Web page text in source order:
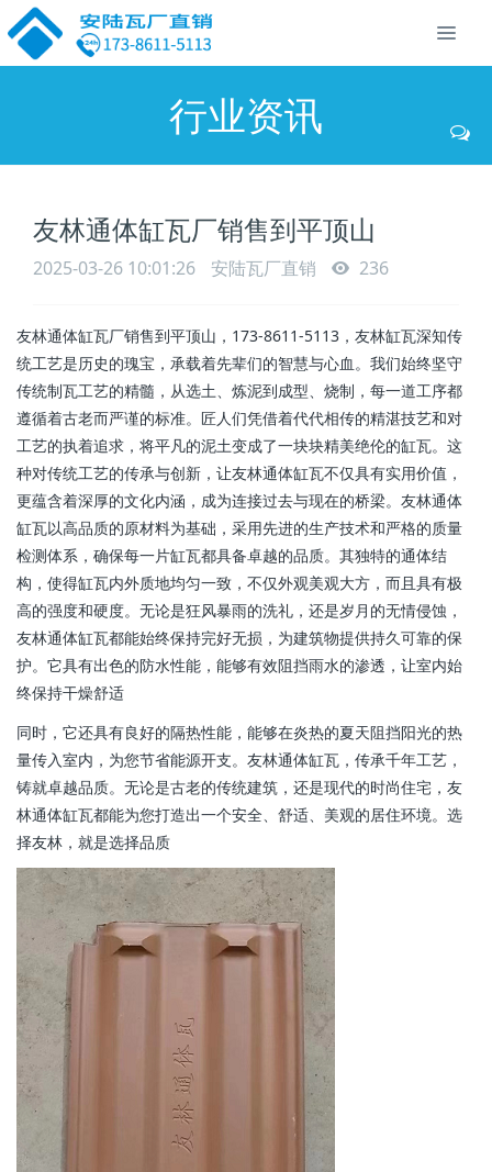
行业资讯
友林通体缸瓦厂销售到平顶山
2025-03-26 10:01:26 安陆瓦厂直销 236
友林通体缸瓦厂销售到平顶山，173-8611-5113，友林缸瓦深知传
统工艺是历史的瑰宝，承载着先辈们的智慧与心血。我们始终坚守
传统制瓦工艺的精髓，从选土、炼泥到成型、烧制，每一道工序都
遵循着古老而严谨的标准。匠人们凭借着代代相传的精湛技艺和对
工艺的执着追求，将平凡的泥土变成了一块块精美绝伦的缸瓦。这
种对传统工艺的传承与创新，让友林通体缸瓦不仅具有实用价值，
更蕴含着深厚的文化内涵，成为连接过去与现在的桥梁。友林通体
缸瓦以高品质的原材料为基础，采用先进的生产技术和严格的质量
检测体系，确保每一片缸瓦都具备卓越的品质。其独特的通体结
构，使得缸瓦内外质地均匀一致，不仅外观美观大方，而且具有极
高的强度和硬度。无论是狂风暴雨的洗礼，还是岁月的无情侵蚀，
友林通体缸瓦都能始终保持完好无损，为建筑物提供持久可靠的保
护。它具有出色的防水性能，能够有效阻挡雨水的渗透，让室内始
终保持干燥舒适
同时，它还具有良好的隔热性能，能够在炎热的夏天阻挡阳光的热
量传入室内，为您节省能源开支。友林通体缸瓦，传承千年工艺，
铸就卓越品质。无论是古老的传统建筑，还是现代的时尚住宅，友
林通体缸瓦都能为您打造出一个安全、舒适、美观的居住环境。选
择友林，就是选择品质